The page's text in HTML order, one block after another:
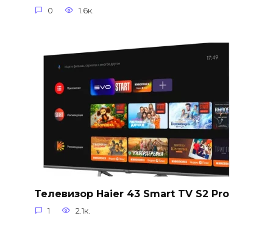
0 1.6к.
Телевизор Haier 43 Smart TV S2 Pro
1 2.1к.